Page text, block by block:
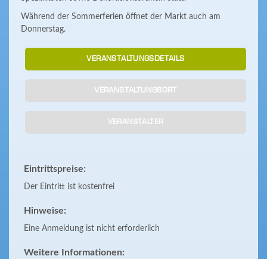
Während der Sommerferien öffnet der Markt auch am
Donnerstag.
VERANSTALTUNGSDETAILS
VERANSTALTUNGSORT
VERANSTALTER
Eintrittspreise:
Der Eintritt ist kostenfrei
Hinweise:
Eine Anmeldung ist nicht erforderlich
Weitere Informationen: